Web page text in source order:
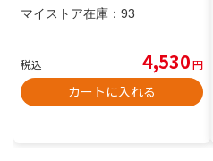
マイストア在庫： 93
税込 4,530円
カートに入れる